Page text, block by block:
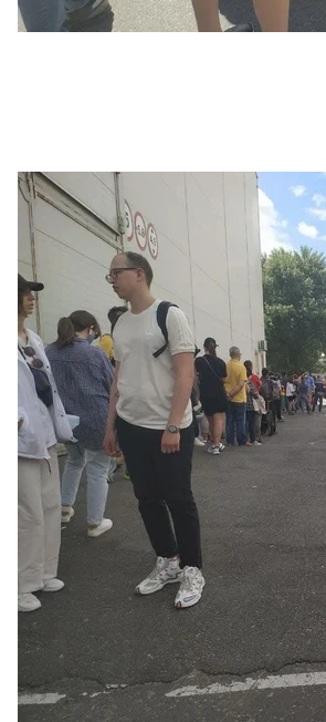
Массовая
На вопрос, почему пункт
работают центры вакцинации,
Впрочем, не исключено, что
вместить 42 бригады.
Также, по словам Гинзбург,
чем создают дополнительную
для киевлян.